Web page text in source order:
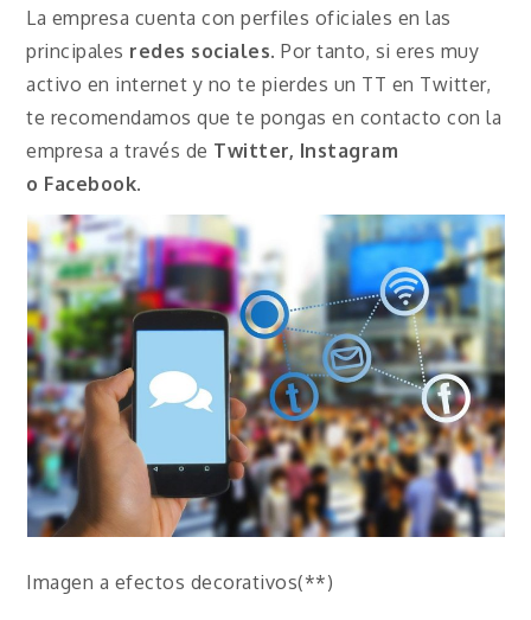
La empresa cuenta con perfiles oficiales en las
principales redes sociales. Por tanto, si eres muy
activo en internet y no te pierdes un TT en Twitter,
te recomendamos que te pongas en contacto con la
empresa a través de Twitter, Instagram
o Facebook.
Imagen a efectos decorativos(**)